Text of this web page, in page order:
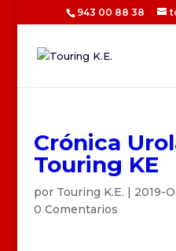
943 00 88 38
Crónica
Touring KE
por Touring K.E. | 2019-
0 Comentarios